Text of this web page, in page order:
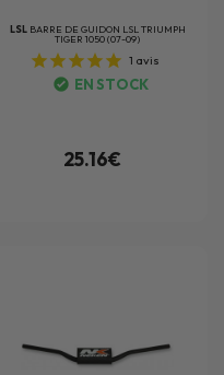
LSL BARRE DE GUIDON LSL TRIUMPH
TIGER 1050 (07-09)
1 avis
EN STOCK
25.16€